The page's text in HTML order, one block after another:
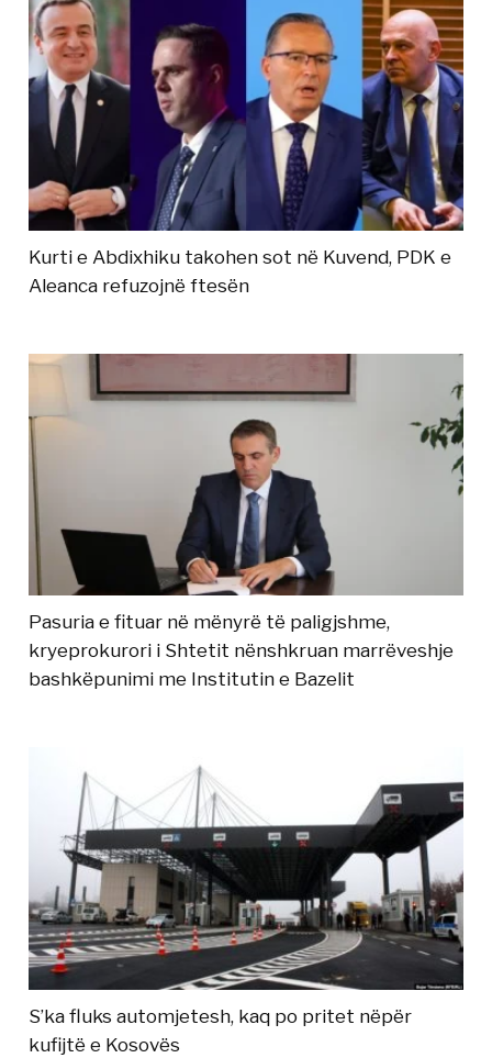
Kurti e Abdixhiku takohen sot në Kuvend, PDK e
Aleanca refuzojnë ftesën
Pasuria e fituar në mënyrë të paligjshme,
kryeprokurori i Shtetit nënshkruan marrëveshje
bashkëpunimi me Institutin e Bazelit
S’ka fluks automjetesh, kaq po pritet nëpër
kufijtë e Kosovës